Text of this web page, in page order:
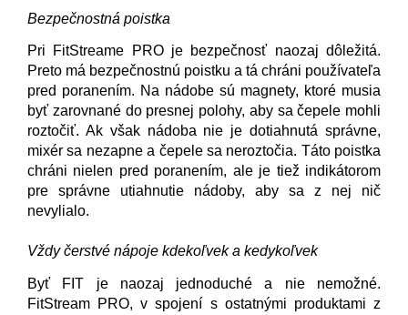
Bezpečnostná poistka
Pri FitStreame PRO je bezpečnosť naozaj dôležitá.
Preto má bezpečnostnú poistku a tá chráni používateľa
pred poranením. Na nádobe sú magnety, ktoré musia
byť zarovnané do presnej polohy, aby sa čepele mohli
roztočiť. Ak však nádoba nie je dotiahnutá správne,
mixér sa nezapne a čepele sa neroztočia. Táto poistka
chráni nielen pred poranením, ale je tiež indikátorom
pre správne utiahnutie nádoby, aby sa z nej nič
nevylialo.
Vždy čerstvé nápoje kdekoľvek a kedykoľvek
Byť FIT je naozaj jednoduché a nie nemožné.
FitStream PRO, v spojení s ostatnými produktami z